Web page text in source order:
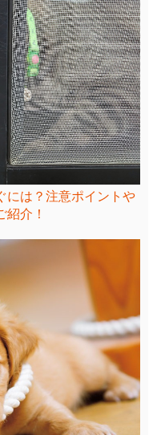
には？注意ポイントや
介！